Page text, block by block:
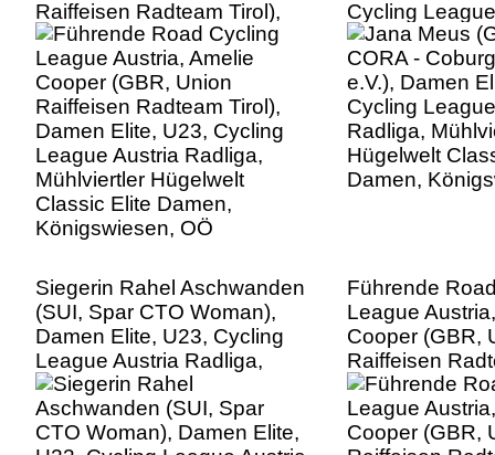
Raiffeisen Radteam Tirol),
Damen Elite, U23, Cycling
League Austria Radliga,
Mühlviertler Hügelwelt
Classic Elite Damen,
Königswiesen, OÖ
Cycling
Radliga,
Hügelwelt
Damen,
Siegerin Rahel Aschwanden
(SUI, Spar CTO Woman),
Damen Elite, U23, Cycling
League Austria Radliga,
Mühlviertler Hügelwelt
Classic Elite Damen,
Königswiesen, OÖ
Führende
League
Cooper (GBR,
Raiffeisen
Damen Elite,
League
Mühlviertler